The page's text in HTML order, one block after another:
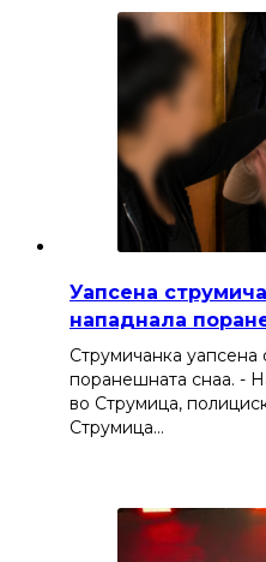
Уапсена
нападнала
Струмичанка уапсена
поранешната снаа. -
во Струмица,
Струмица…